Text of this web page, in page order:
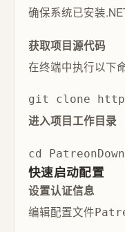
确保系统已安装
获取项目源代码
在终端中执行以下
git clone
进入项目工作目录
cd
快速启动配置
设置认证信息
编辑配置文件